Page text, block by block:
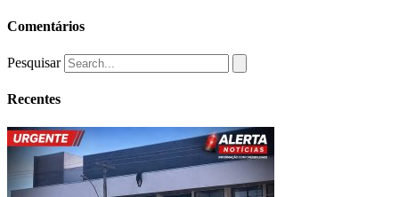
Comentários
Pesquisar
Recentes